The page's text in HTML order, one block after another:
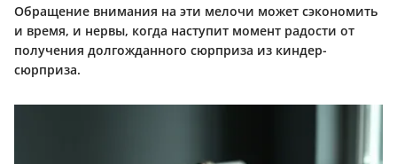
Обращение внимания на эти мелочи может сэкономить
и время, и нервы, когда наступит момент радости от
получения долгожданного сюрприза из киндер-
сюрприза.